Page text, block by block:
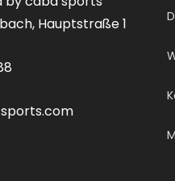
Hauptstraße 1